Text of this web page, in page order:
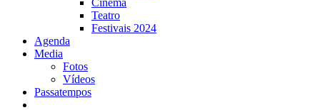
Cinema
Teatro
Festivais 2024
Agenda
Media
Fotos
Vídeos
Passatempos